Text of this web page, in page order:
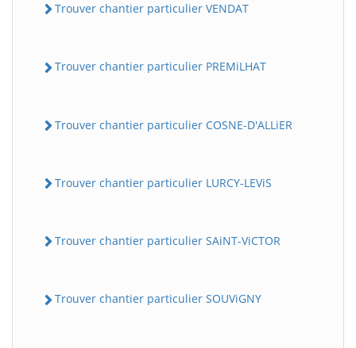
Trouver chantier particulier VENDAT
Trouver chantier particulier PREMiLHAT
Trouver chantier particulier COSNE-D'ALLiER
Trouver chantier particulier LURCY-LEViS
Trouver chantier particulier SAiNT-ViCTOR
Trouver chantier particulier SOUViGNY